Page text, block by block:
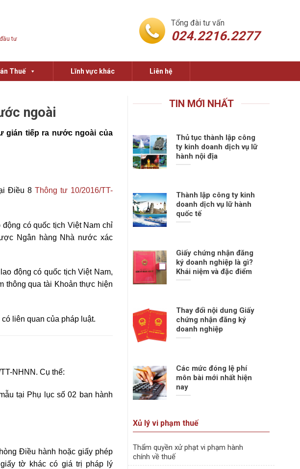
tư
Tổng đài tư vấn
024.2216.2277
Thuế Lĩnh vực khác Liên hệ
ngoài
gián tiếp ra nước ngoài của
Điều 8Thông tư 10/2016/TT-
có quốc tịch Việt Nam chỉ
Ngân hàng Nhà nước xác
động có quốc tịch Việt Nam,
thông qua tài Khoản thực hiện
liên quan của pháp luật.
NHNN . Cụ thể:
tại Phụ lục số 02 ban hành
Điều hành hoặc giấy phép
tờ khác có giá trị pháp lý
TIN MỚI NHẤT
Thủ tục thành lập công
ty kinh doanh dịch vụ lữ
hành nội địa
Thành lập công ty kinh
doanh dịch vụ lữ hành
quốc tế
Giấy chứng nhận đăng
ký doanh nghiệp là gì?
Khái niệm và đặc điểm
Thay đổi nội dung Giấy
chứng nhận đăng ký
doanh nghiệp
Các mức đóng lệ phí
môn bài mới nhất hiện
nay
Xủ lý vi phạm thuế
Thẩm quyền xử phạt vi phạm hành
chính về thuế